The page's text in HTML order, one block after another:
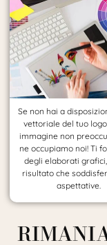
Se non hai a
vettoriale del tuo
immagine non
ne occupiamo noi! Ti
degli elaborati
risultato che
aspettative.